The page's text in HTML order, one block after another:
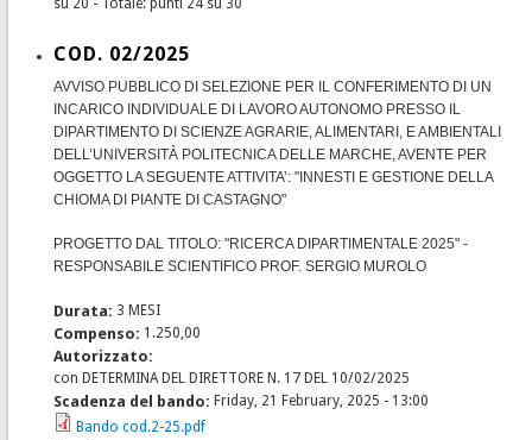
su 20 - Totale: punti 24 su 30
COD. 02/2025
AVVISO PUBBLICO DI SELEZIONE PER IL CONFERIMENTO DI UN
INCARICO INDIVIDUALE DI LAVORO AUTONOMO PRESSO IL
DIPARTIMENTO DI SCIENZE AGRARIE, ALIMENTARI, E AMBIENTALI
DELL’UNIVERSITÀ POLITECNICA DELLE MARCHE, AVENTE PER
OGGETTO LA SEGUENTE ATTIVITA’: "INNESTI E GESTIONE DELLA
CHIOMA DI PIANTE DI CASTAGNO"
PROGETTO DAL TITOLO: "RICERCA DIPARTIMENTALE 2025" -
RESPONSABILE SCIENTIFICO PROF. SERGIO MUROLO
Durata: 3 MESI
Compenso: 1.250,00
Autorizzato:
con DETERMINA DEL DIRETTORE N. 17 DEL 10/02/2025
Scadenza del bando:Friday, 21 February, 2025 - 13:00
Bando cod.2-25.pdf